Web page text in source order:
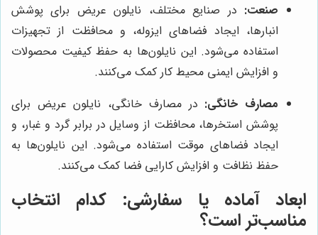
صنعت: در صنایع مختلف، نایلون عریض برای پوشش
انبارها، ایجاد فضاهای ایزوله، و محافظت از تجهیزات
استفاده می‌شود. این نایلون‌ها به حفظ کیفیت محصولات
و افزایش ایمنی محیط کار کمک می‌کنند.
مصارف خانگی: در مصارف خانگی، نایلون عریض برای
پوشش استخرها، محافظت از وسایل در برابر گرد و غبار، و
ایجاد فضاهای موقت استفاده می‌شود. این نایلون‌ها به
حفظ نظافت و افزایش کارایی فضا کمک می‌کنند.
ابعاد آماده یا سفارشی: کدام انتخاب
مناسب‌تر است؟